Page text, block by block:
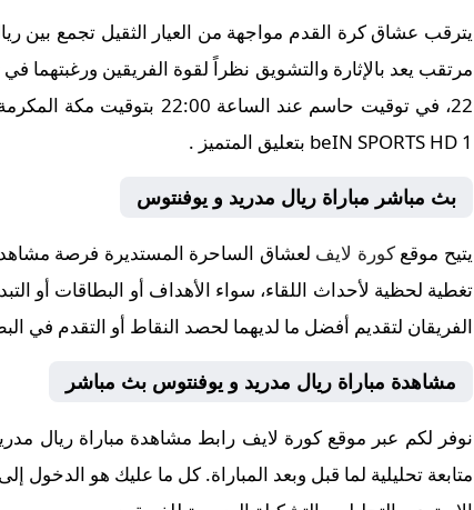
يترقب عشاق كرة القدم مواجهة من العيار الثقيل تجمع بين
22، في توقيت حاسم عند
beIN SPORTS HD 1 بتعليق المتميز .
بث مباشر مباراة ريال مدريد و يوفنتوس
يتيح موقعكورة لايف لعشاق الساحرة المستديرة فرصة
تغطية لحظية لأحداث اللقاء، سواء الأهداف أو البطاقات أو
الفريقان لتقديم أفضل ما لديهما لحصد النقاط أو التقدم في
مشاهدة مباراة ريال مدريد و يوفنتوس بث مباشر
نوفر لكم عبر موقع كورة لايف رابط مشاهدة مباراة ريال
متابعة تحليلية لما قبل وبعد المباراة. كل ما عليك هو الدخول